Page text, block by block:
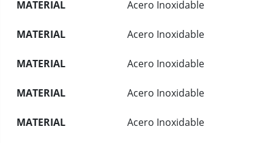
MATERIAL Acero Inoxidable
MATERIAL Acero Inoxidable
MATERIAL Acero Inoxidable
MATERIAL Acero Inoxidable
MATERIAL Acero Inoxidable